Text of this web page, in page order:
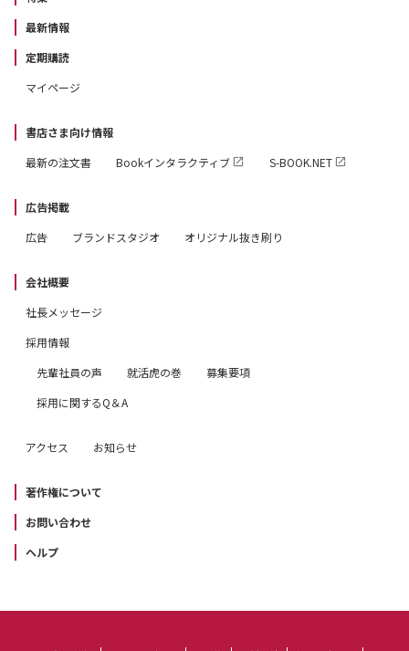
最新情報
定期購読
マイページ
書店さま向け情報
最新の注文書
Bookインタラクティブ S-BOOK.NET
広告掲載
広告
ブランドスタジオ オリジナル抜き刷り
会社概要
社長メッセージ
採用情報
先輩社員の声
就活虎の巻
募集要項
採用に関するQ＆A
アクセス お知らせ
著作権について
お問い合わせ
ヘルプ